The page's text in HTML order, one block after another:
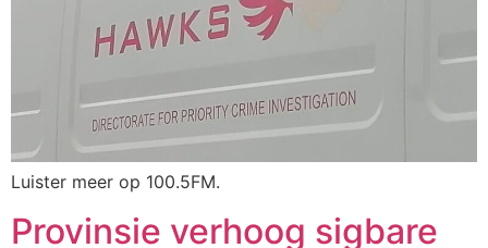
Luister meer op 100.5FM.
Provinsie verhoog sigbare